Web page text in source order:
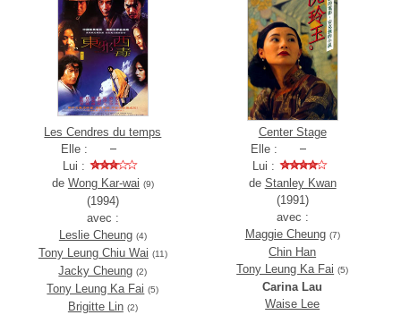
Les Cendres du temps
Elle :
Lui :
de Wong Kar-wai (9)
(1994)
avec :
Leslie Cheung (4)
Tony Leung Chiu Wai (11)
Jacky Cheung (2)
Tony Leung Ka Fai (5)
Brigitte Lin (2)
Center Stage
Elle :
Lui :
de Stanley Kwan
(1991)
avec :
Maggie Cheung (7)
Chin Han
Tony Leung Ka Fai (5)
Carina Lau
Waise Lee